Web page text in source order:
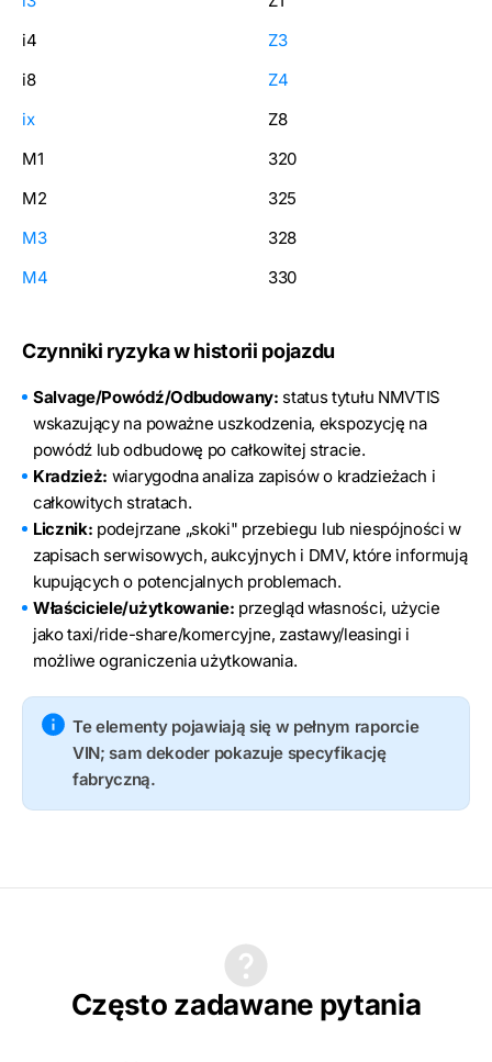
i4
i8
ix
M1
M2
M3
M4
Z3
Z4
Z8
320
325
328
330
Czynniki ryzyka w historii pojazdu
Salvage/Powódź/Odbudowany: status tytułu NMVTIS
wskazujący na poważne uszkodzenia, ekspozycję na
powódź lub odbudowę po całkowitej stracie.
Kradzież: wiarygodna analiza zapisów o kradzieżach i
całkowitych stratach.
Licznik: podejrzane „skoki" przebiegu lub niespójności w
zapisach serwisowych, aukcyjnych i DMV, które informują
kupujących o potencjalnych problemach.
Właściciele/użytkowanie: przegląd własności, użycie
jako taxi/ride-share/komercyjne, zastawy/leasingi i
możliwe ograniczenia użytkowania.
Te elementy pojawiają się w pełnym raporcie
VIN; sam dekoder pokazuje specyfikację
fabryczną.
Często zadawane pytania